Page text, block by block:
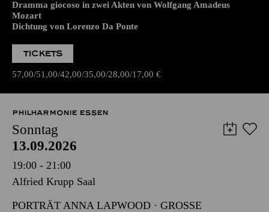
Dramma giocoso in zwei Akten von Wolfgang Amadeus
Mozart
Dichtung von Lorenzo Da Ponte
TICKETS
57,00 51,00 42,00 35,00 28,00 17,00 €
PHILHARMONIE ESSEN
Sonntag
13.09.2026
19:00 - 21:00
Alfried Krupp Saal
PORTRÄT ANNA LAPWOOD · GROSSE O